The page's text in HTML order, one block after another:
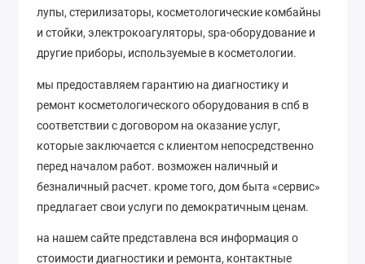
лупы, стерилизаторы, косметологические комбайны
и стойки, электрокоагуляторы, spa-оборудование и
другие приборы, используемые в косметологии.
мы предоставляем гарантию на диагностику и
ремонт косметологического оборудования в спб в
соответствии с договором на оказание услуг,
которые заключается с клиентом непосредственно
перед началом работ. возможен наличный и
безналичный расчет. кроме того, дом быта «сервис»
предлагает свои услуги по демократичным ценам.
на нашем сайте представлена вся информация о
стоимости диагностики и ремонта, контактные